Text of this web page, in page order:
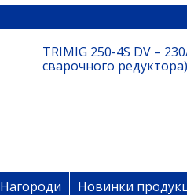
TRIMIG 250-4S DV –
сварочного редуктора)
Нагороди Новинки